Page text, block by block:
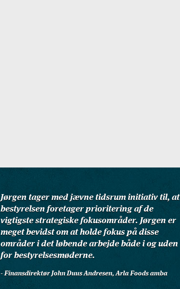
Jørgen tager med jævne tidsrum initiativ til, at
bestyrelsen foretager prioritering af de
vigtigste strategiske fokusområder. Jørgen er
meget bevidst om at holde fokus på disse
områder i det løbende arbejde både i og uden
for bestyrelsesmøderne.
- Finansdirektør John Duus Andresen, Arla Foods amba